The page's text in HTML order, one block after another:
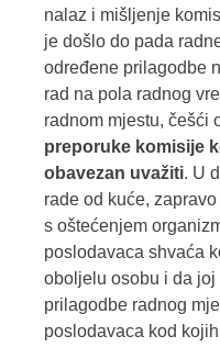
nalaz i mišljenje
je došlo do pada
određene prilagodbe
rad na pola radnog
radnom mjestu, češći
preporuke komisije
obavezan uvažiti. U
rade od kuće,
s oštećenjem
poslodavaca shvaća
oboljelu osobu i da joj
prilagodbe radnog
poslodavaca kod